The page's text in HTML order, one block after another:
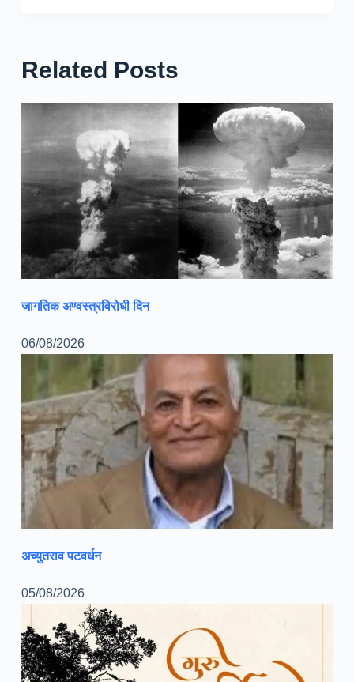
Related Posts
जागतिक अण्वस्त्रविरोधी दिन
06/08/2026
अच्युतराव पटवर्धन
05/08/2026